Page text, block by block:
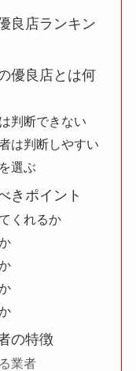
良店ランキン
優良店とは何
判断できない
は判断しやすい
選ぶ
きポイント
くれるか
の特徴
業者